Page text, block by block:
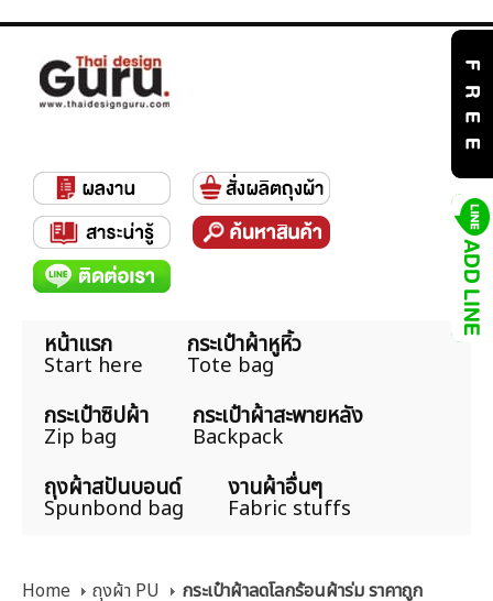
หน้าแรก
Start here
กระเป๋าผ้าหูหิ้ว
Tote bag
กระเป๋าซิปผ้า
Zip bag
กระเป๋าผ้าสะพายหลัง
Backpack
ถุงผ้าสปันบอนด์
Spunbond bag
งานผ้าอื่นๆ
Fabric stuffs
Home ถุงผ้า PU กระเป๋าผ้าลดโลกร้อนผ้าร่ม ราคาถูก